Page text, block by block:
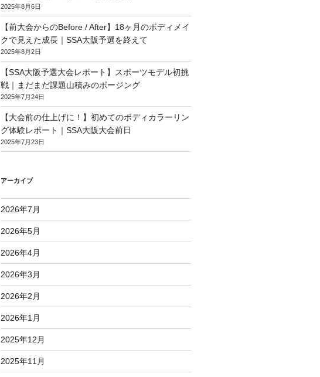
2025年8月6日
【前大会からのBefore / After】18ヶ月のボディメイ
クで見えた成長｜SSA大阪予選を終えて
2025年8月2日
【SSA大阪予選大会レポート】スポーツモデル初挑
戦｜まだまだ課題山積みのポージング
2025年7月24日
【大会前の仕上げに！】初めてのボディカラーリン
グ体験レポート｜SSA大阪大会前日
2025年7月23日
アーカイブ
2026年7月
2026年5月
2026年4月
2026年3月
2026年2月
2026年1月
2025年12月
2025年11月